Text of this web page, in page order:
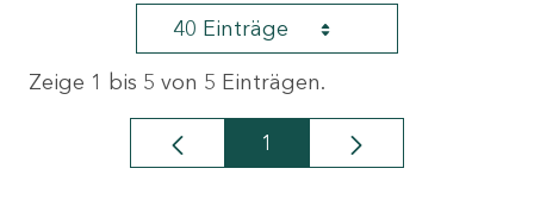
40 Einträge
Zeige 1 bis 5 von 5 Einträgen.
Seite
1